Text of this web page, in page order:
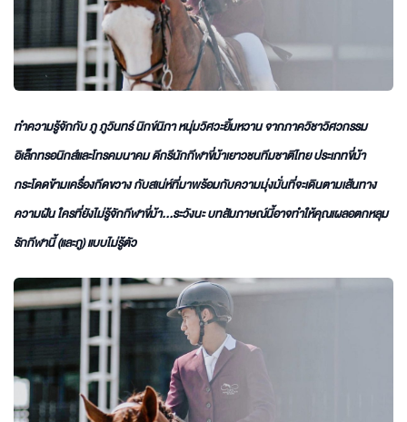
ทำความรู้จักกับ ภู ภูวินทร์ นิกข์นิภา หนุ่มวิศวะยิ้มหวาน จากภาควิชาวิศวกรรม
อิเล็กทรอนิกส์และโทรคมนาคม ดีกรีนักกีฬาขี่ม้าเยาวชนทีมชาติไทย ประเภทขี่ม้า
กระโดดข้ามเครื่องกีดขวาง กับสเน่ห์ที่มาพร้อมกับความมุ่งมั่นที่จะเดินตามเส้นทาง
ความฝัน ใครที่ยังไม่รู้จักกีฬาขี่ม้า…ระวังนะ บทสัมภาษณ์นี้อาจทำให้คุณเผลอตกหลุม
รักกีฬานี้ (และภู) แบบไม่รู้ตัว